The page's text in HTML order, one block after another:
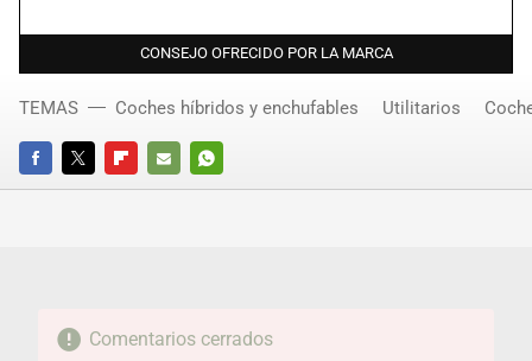
CONSEJO OFRECIDO POR LA MARCA
FACEBOOKTWITTERFLIPBOARD
E-
WHATSAPP
TEMAS Coches híbridos y enchufables Utilitarios
Comentarios cerrados